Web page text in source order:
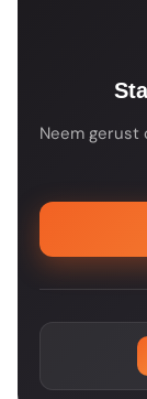
je
Neem gerust